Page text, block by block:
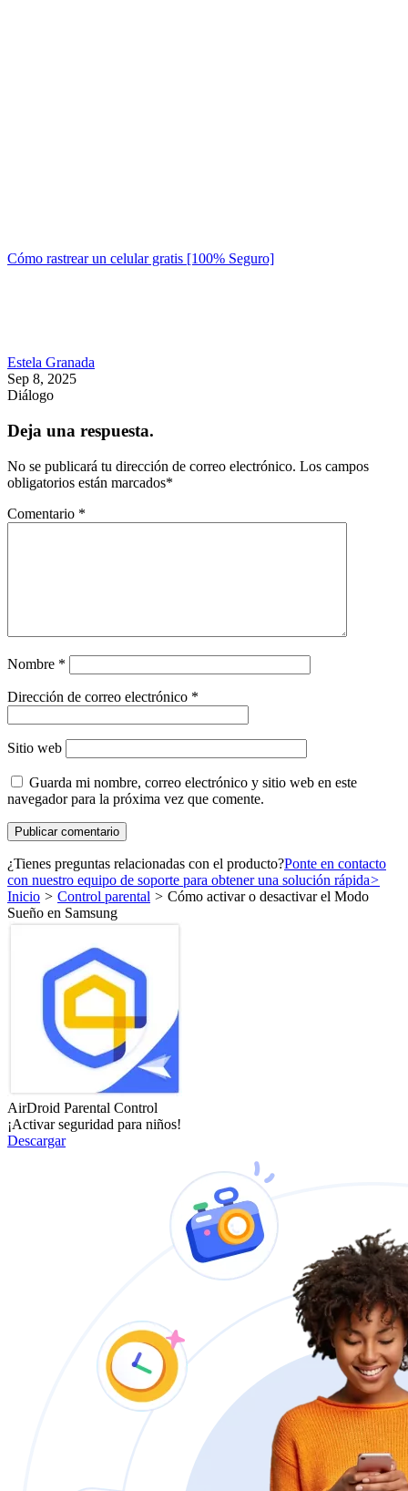
Cómo rastrear un celular gratis [100% Seguro]
Estela Granada
Sep 8, 2025
Diálogo
Deja una respuesta.
No se publicará tu dirección de correo electrónico. Los campos
obligatorios están marcados*
Comentario *
Nombre *
Dirección de correo electrónico *
Sitio web
Guarda mi nombre, correo electrónico y sitio web en este
navegador para la próxima vez que comente.
¿Tienes preguntas relacionadas con el producto?Ponte en contacto
con nuestro equipo de soporte para obtener una solución rápida>
Inicio > Control parental > Cómo activar o desactivar el Modo
Sueño en Samsung
AirDroid Parental Control
¡Activar seguridad para niños!
Descargar